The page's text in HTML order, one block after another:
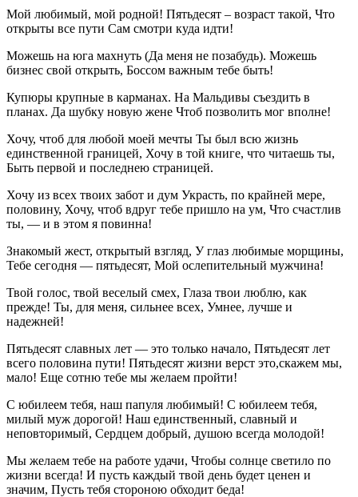
Мой любимый, мой родной! Пятьдесят – возраст такой, Что
открыты все пути Сам смотри куда идти!
Можешь на юга махнуть (Да меня не позабудь). Можешь
бизнес свой открыть, Боссом важным тебе быть!
Купюры крупные в карманах. На Мальдивы съездить в
планах. Да шубку новую жене Чтоб позволить мог вполне!
Хочу, чтоб для любой моей мечты Ты был всю жизнь
единственной границей, Хочу в той книге, что читаешь ты,
Быть первой и последнею страницей.
Хочу из всех твоих забот и дум Украсть, по крайней мере,
половину, Хочу, чтоб вдруг тебе пришло на ум, Что счастлив
ты, — и в этом я повинна!
Знакомый жест, открытый взгляд, У глаз любимые морщины,
Тебе сегодня — пятьдесят, Мой ослепительный мужчина!
Твой голос, твой веселый смех, Глаза твои люблю, как
прежде! Ты, для меня, сильнее всех, Умнее, лучше и
надежней!
Пятьдесят славных лет — это только начало, Пятьдесят лет
всего половина пути! Пятьдесят жизни верст это,скажем мы,
мало! Еще сотню тебе мы желаем пройти!
С юбилеем тебя, наш папуля любимый! С юбилеем тебя,
милый муж дорогой! Наш единственный, славный и
неповторимый, Сердцем добрый, душою всегда молодой!
Мы желаем тебе на работе удачи, Чтобы солнце светило по
жизни всегда! И пусть каждый твой день будет ценен и
значим, Пусть тебя стороною обходит беда!